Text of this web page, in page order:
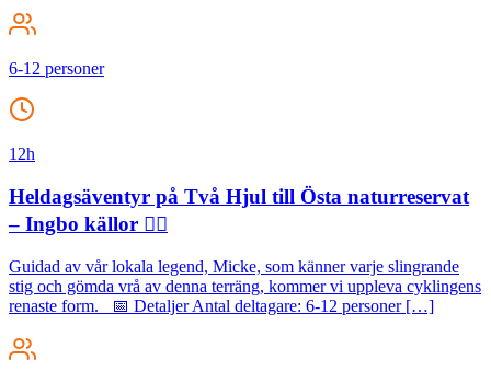
6-12 personer
12h
Heldagsäventyr på Två Hjul till Östa naturreservat
– Ingbo källor 🚵‍♂️
Guidad av vår lokala legend, Micke, som känner varje slingrande
stig och gömda vrå av denna terräng, kommer vi uppleva cyklingens
renaste form. 📅 Detaljer Antal deltagare: 6-12 personer […]